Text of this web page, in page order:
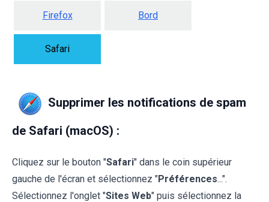
Firefox Bord
Safari
Supprimer les notifications de spam
de Safari (macOS) :
Cliquez sur le bouton "Safari" dans le coin supérieur
gauche de l'écran et sélectionnez "Préférences...".
Sélectionnez l'onglet "Sites Web" puis sélectionnez la